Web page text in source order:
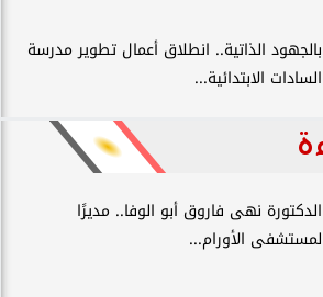
بالجهود الذاتية.. انطلاق أعمال تطوير مدرسة
السادات الابتدائية...
الدكتورة نهى فاروق أبو الوفا.. مديرًا
لمستشفى الأورام...